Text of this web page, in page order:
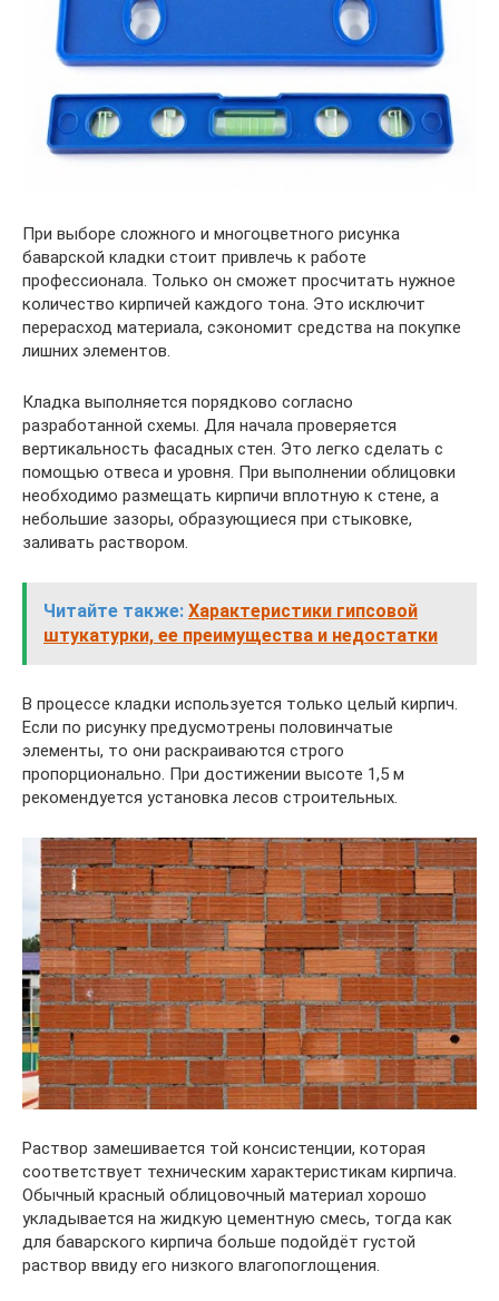
При выборе сложного и многоцветного рисунка
баварской кладки стоит привлечь к работе
профессионала. Только он сможет просчитать нужное
количество кирпичей каждого тона. Это исключит
перерасход материала, сэкономит средства на покупке
лишних элементов.
Кладка выполняется порядково согласно
разработанной схемы. Для начала проверяется
вертикальность фасадных стен. Это легко сделать с
помощью отвеса и уровня. При выполнении облицовки
необходимо размещать кирпичи вплотную к стене, а
небольшие зазоры, образующиеся при стыковке,
заливать раствором.
Читайте также: Характеристики гипсовой
штукатурки, ее преимущества и недостатки
В процессе кладки используется только целый кирпич.
Если по рисунку предусмотрены половинчатые
элементы, то они раскраиваются строго
пропорционально. При достижении высоте 1,5 м
рекомендуется установка лесов строительных.
Раствор замешивается той консистенции, которая
соответствует техническим характеристикам кирпича.
Обычный красный облицовочный материал хорошо
укладывается на жидкую цементную смесь, тогда как
для баварского кирпича больше подойдёт густой
раствор ввиду его низкого влагопоглощения.